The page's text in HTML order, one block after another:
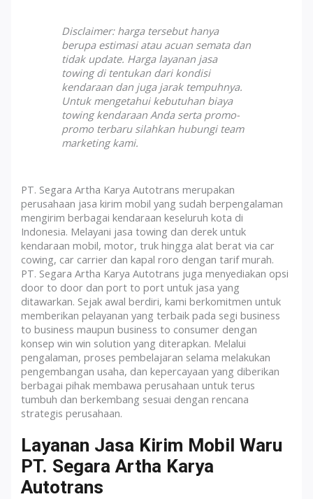
Disclaimer: harga tersebut hanya
berupa estimasi atau acuan semata dan
tidak update. Harga layanan jasa
towing di tentukan dari kondisi
kendaraan dan juga jarak tempuhnya.
Untuk mengetahui kebutuhan biaya
towing kendaraan Anda serta promo-
promo terbaru silahkan hubungi team
marketing kami.
PT. Segara Artha Karya Autotrans merupakan
perusahaan jasa kirim mobil yang sudah berpengalaman
mengirim berbagai kendaraan keseluruh kota di
Indonesia. Melayani jasa towing dan derek untuk
kendaraan mobil, motor, truk hingga alat berat via car
cowing, car carrier dan kapal roro dengan tarif murah.
PT. Segara Artha Karya Autotrans juga menyediakan opsi
door to door dan port to port untuk jasa yang
ditawarkan. Sejak awal berdiri, kami berkomitmen untuk
memberikan pelayanan yang terbaik pada segi business
to business maupun business to consumer dengan
konsep win win solution yang diterapkan. Melalui
pengalaman, proses pembelajaran selama melakukan
pengembangan usaha, dan kepercayaan yang diberikan
berbagai pihak membawa perusahaan untuk terus
tumbuh dan berkembang sesuai dengan rencana
strategis perusahaan.
Layanan Jasa Kirim Mobil Waru
PT. Segara Artha Karya
Autotrans